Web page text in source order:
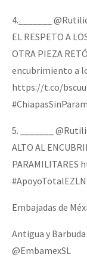
4._______
EL RESPETO A
OTRA PIEZA
encubrimiento a
https://t.co/
5. _______
ALTO AL
Embajadas de
Antigua y Barbuda
@EmbamexSL